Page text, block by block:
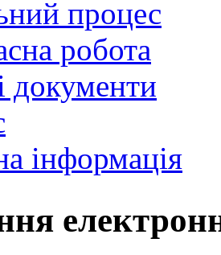
процес
робота
документи
інформація